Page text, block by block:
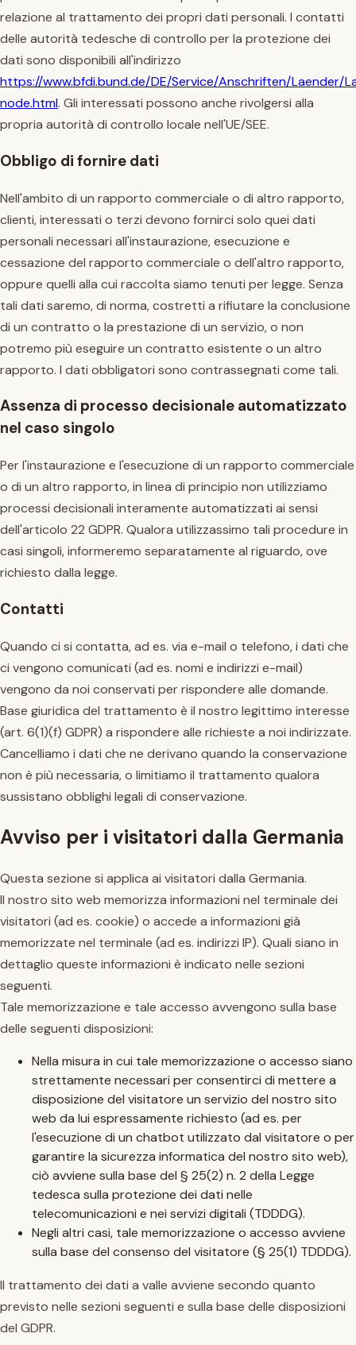
relazione al trattamento dei propri dati personali. I contatti
delle autorità tedesche di controllo per la protezione dei
dati sono disponibili all'indirizzo
https://www.bfdi.bund.de/DE/Service/Anschriften/Laender/
node.html. Gli interessati possono anche rivolgersi alla
propria autorità di controllo locale nell'UE/SEE.
Obbligo di fornire dati
Nell'ambito di un rapporto commerciale o di altro rapporto,
clienti, interessati o terzi devono fornirci solo quei dati
personali necessari all'instaurazione, esecuzione e
cessazione del rapporto commerciale o dell'altro rapporto,
oppure quelli alla cui raccolta siamo tenuti per legge. Senza
tali dati saremo, di norma, costretti a rifiutare la conclusione
di un contratto o la prestazione di un servizio, o non
potremo più eseguire un contratto esistente o un altro
rapporto. I dati obbligatori sono contrassegnati come tali.
Assenza di processo decisionale automatizzato
nel caso singolo
Per l'instaurazione e l'esecuzione di un rapporto commerciale
o di un altro rapporto, in linea di principio non utilizziamo
processi decisionali interamente automatizzati ai sensi
dell'articolo 22 GDPR. Qualora utilizzassimo tali procedure in
casi singoli, informeremo separatamente al riguardo, ove
richiesto dalla legge.
Contatti
Quando ci si contatta, ad es. via e-mail o telefono, i dati che
ci vengono comunicati (ad es. nomi e indirizzi e-mail)
vengono da noi conservati per rispondere alle domande.
Base giuridica del trattamento è il nostro legittimo interesse
(art. 6(1)(f) GDPR) a rispondere alle richieste a noi indirizzate.
Cancelliamo i dati che ne derivano quando la conservazione
non è più necessaria, o limitiamo il trattamento qualora
sussistano obblighi legali di conservazione.
Avviso per i visitatori dalla Germania
Questa sezione si applica ai visitatori dalla Germania.
Il nostro sito web memorizza informazioni nel terminale dei
visitatori (ad es. cookie) o accede a informazioni già
memorizzate nel terminale (ad es. indirizzi IP). Quali siano in
dettaglio queste informazioni è indicato nelle sezioni
seguenti.
Tale memorizzazione e tale accesso avvengono sulla base
delle seguenti disposizioni:
Nella misura in cui tale memorizzazione o accesso siano
strettamente necessari per consentirci di mettere a
disposizione del visitatore un servizio del nostro sito
web da lui espressamente richiesto (ad es. per
l'esecuzione di un chatbot utilizzato dal visitatore o per
garantire la sicurezza informatica del nostro sito web),
ciò avviene sulla base del § 25(2) n. 2 della Legge
tedesca sulla protezione dei dati nelle
telecomunicazioni e nei servizi digitali (TDDDG).
Negli altri casi, tale memorizzazione o accesso avviene
sulla base del consenso del visitatore (§ 25(1) TDDDG).
Il trattamento dei dati a valle avviene secondo quanto
previsto nelle sezioni seguenti e sulla base delle disposizioni
del GDPR.